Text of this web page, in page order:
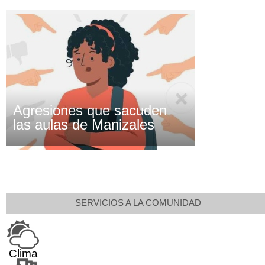
Agresiones que sacuden
las aulas de Manizales
SERVICIOS A LA COMUNIDAD
Clima